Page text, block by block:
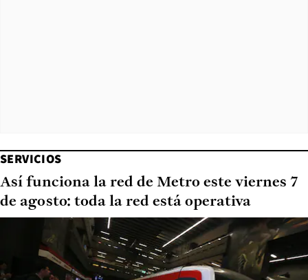
SERVICIOS
Así funciona la red de Metro este viernes 7
de agosto: toda la red está operativa